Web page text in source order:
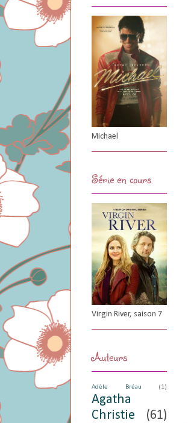
Michael
Série en cours
Virgin River, saison 7
Auteurs
Adèle Bréau (1)
Agatha
Christie
(61)